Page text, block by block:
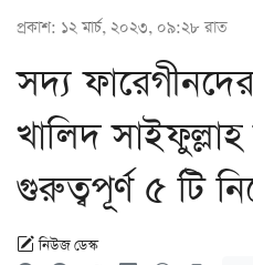
প্রকাশ: ১২ মার্চ, ২০২৩, ০৯:২৮ রাত
সদ্য
খালিদ সাইফুল্লাহ
গুরুত্বপূর্ণ ৫ টি
নিউজ ডেস্ক